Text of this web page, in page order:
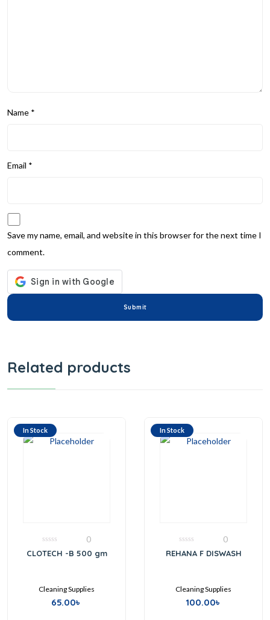
Name *
Email *
Save my name, email, and website in this browser for the next time I
comment.
Related products
In Stock
0
out
0
CLOTECH -B 500 gm
Cleaning Supplies
65.00৳
In Stock
0
out
0
REHANA F DISWASH
Cleaning Supplies
100.00৳